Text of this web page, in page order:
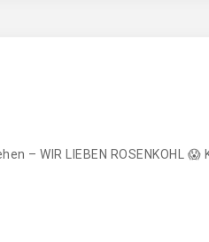
– WIR LIEBEN ROSENKOHL 😱